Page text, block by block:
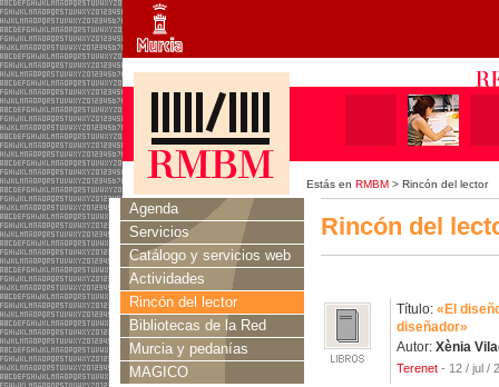
Estás en RMBM > Rincón del lector
Agenda
Servicios
Catálogo y servicios web
Actividades
Rincón del lector
Bibliotecas de la Red
Murcia y pedanías
MAGICO
Rincón del
Título: «El
diseñador»
Autor: Xènia
Terenet- 12 / jul /